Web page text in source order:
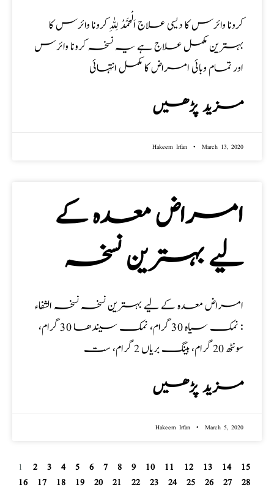
کرونا وائرس کا دیسی علاج اَلْحَمْدُ لِلّٰہِ کرونا وائرس کا
بہترین مکمل علاج ہے یہ نسخہ کرونا وائرس
اور تمام وبائی امراض کا مکمل انتہائی
مزید پڑھیں
Hakeem Irfan March 13, 2020
امراض معدہ کے
لیے بہترین نسخہ
امراض معدہ کے لیے بہترین نسخہ نسخہ الشفاء
: نمک سیاہ 30 گرام، نمک سیندھا 30 گرام،
سونٹھ 20 گرام، ہینگ بریاں 2 گرام، ست
مزید پڑھیں
Hakeem Irfan March 5, 2020
1 2 3 4 5 6 7 8 9 10 11 12 13 14
15
16
17 18 19 20 21 22 23 24 25 26 27
28